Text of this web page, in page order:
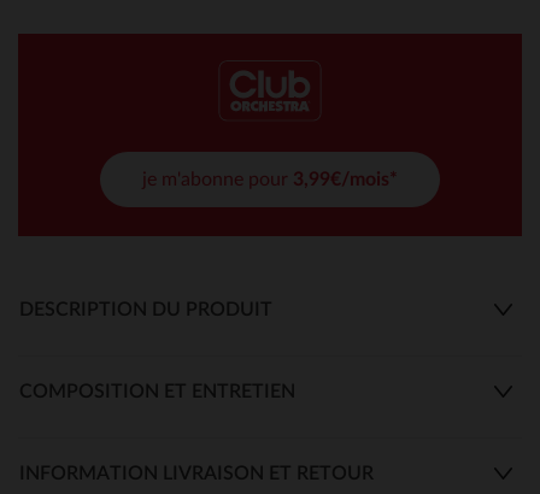
je m'abonne pour 3,99€/mois*
DESCRIPTION DU PRODUIT
COMPOSITION ET ENTRETIEN
INFORMATION LIVRAISON ET RETOUR